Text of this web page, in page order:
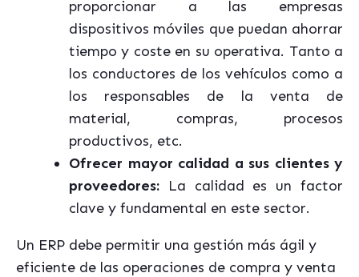
proporcionar a las empresas
dispositivos móviles que puedan ahorrar
tiempo y coste en su operativa. Tanto a
los conductores de los vehículos como a
los responsables de la venta de
material, compras, procesos
productivos, etc.
Ofrecer mayor calidad a sus clientes y
proveedores: La calidad es un factor
clave y fundamental en este sector.
Un ERP debe permitir una gestión más ágil y
eficiente de las operaciones de compra y venta